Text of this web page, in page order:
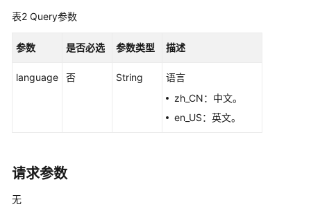
最
实
用
表2 Query参数
参数 是否必选 参数类型 描述
language 否 String
语言
zh_CN：中文。
en_US：英文。
请求参数
无